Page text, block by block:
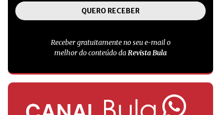
Receber gratuitamente no seu e-mail o
melhor do conteúdo daRevista Bula